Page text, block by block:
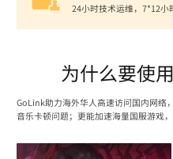
24小时技术运维，7*12小
为什么要使
GoLink助力海外华人高速访问国内网络
音乐卡顿问题；更能加速海量国服游戏